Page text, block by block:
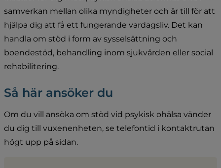
samverkan mellan olika myndigheter och är till för att
hjälpa dig att få ett fungerande vardagsliv. Det kan
handla om stöd i form av sysselsättning och
boendestöd, behandling inom sjukvården eller social
rehabilitering.
Så här ansöker du
Om du vill ansöka om stöd vid psykisk ohälsa vänder
du dig till vuxenenheten, se telefontid i kontaktrutan
högt upp på sidan.